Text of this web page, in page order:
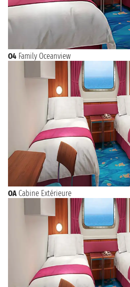
O4 Family Oceanview
OA Cabine Extérieure